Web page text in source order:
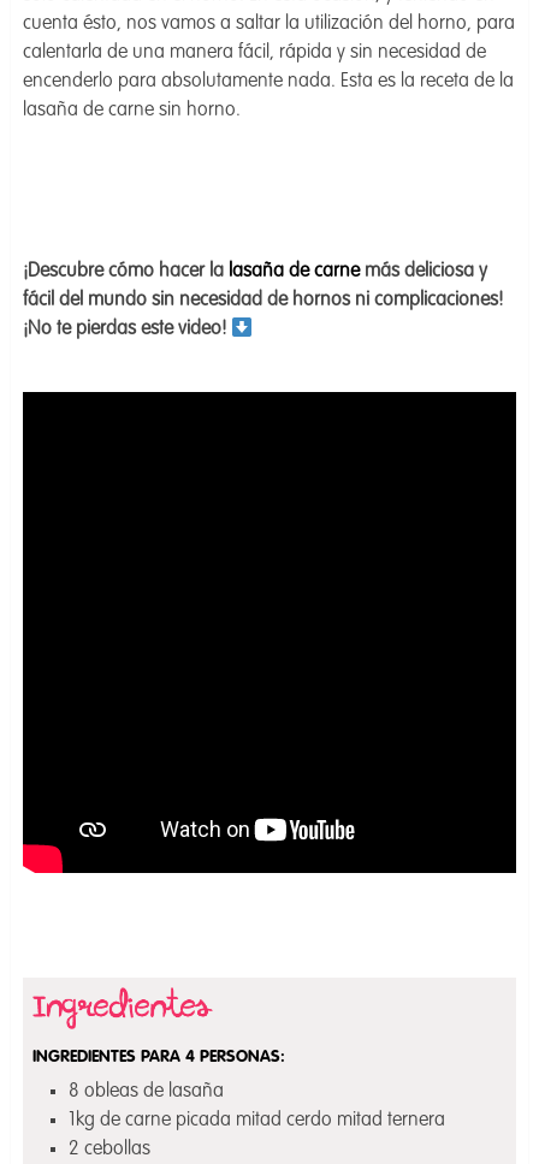
cuenta ésto, nos vamos a saltar la utilización del horno, para
calentarla de una manera fácil, rápida y sin necesidad de
encenderlo para absolutamente nada. Esta es la receta de la
lasaña de carne sin horno.
¡Descubre cómo hacer la lasaña de carnemás deliciosa y
fácil del mundo sin necesidad de hornos ni complicaciones!
¡No te pierdas este video!
INGREDIENTES PARA 4 PERSONAS:
8 obleas de lasaña
1kg de carne picada mitad cerdo mitad ternera
2 cebollas